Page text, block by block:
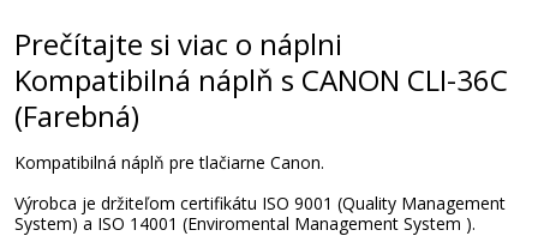
10,90 €
Pridať do košíka
Prečítajte si viac o náplni
Kompatibilná náplň s CANON CLI-36C
(Farebná)
Kompatibilná náplň pre tlačiarne Canon.
Výrobca je držiteľom certifikátu ISO 9001 (Quality Management
System) a ISO 14001 (Enviromental Management System ).